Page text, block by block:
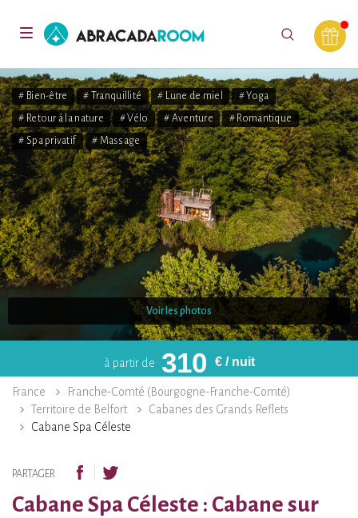
Toggle
AbracadaRoom
# Bien-être # Tranquillité # Lune de miel
# Yoga
# Retour à la nature
# Vélo # Aventure
# Romantique
# Spa privatif
# Massage
Voir les photos
à partir de 310 € / nuit
France
Franche-Comté (Bourgogne-Franche-Comté)
Territoire de Belfort
Cabanes des Grands Reflets
Cabane Spa Céleste
PARTAGER
Cabane Spa Céleste : Cabane sur